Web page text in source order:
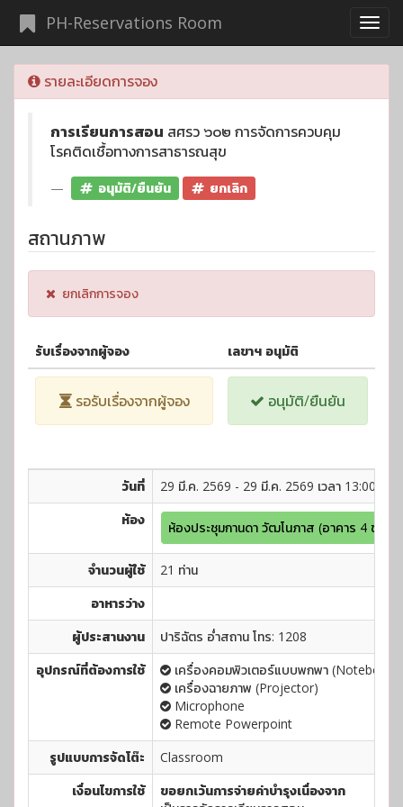
PH-Reservations Room
รายละเอียดการจอง
การเรียนการสอน สศรว ๖๐๒ การจัดการควบคุม
โรคติดเชื้อทางการสาธารณสุข
อนุมัติ/ยืนยัน ยกเลิก
สถานภาพ
ยกเลิกการจอง
รับเรื่องจากผู้จอง เลขาฯ อนุมัติ
รอรับเรื่องจากผู้จอง อนุมัติ/ยืนยัน
วันที่
29 มี.ค. 2569 - 29 มี.ค. 2569 เวลา 13:00 -
ห้อง
ห้องประชุมกานดา วัฒโนภาส (อาคาร 4 ชั้น 1)
จำนวนผู้ใช้
21 ท่าน
อาหารว่าง
ผู้ประสานงาน
ปาริฉัตร อ่ำสถาน โทร: 1208
อุปกรณ์ที่ต้องการใช้
เครื่องคอมพิวเตอร์แบบพกพา (Notebook)
เครื่องฉายภาพ (Projector)
Microphone
Remote Powerpoint
รูปแบบการจัดโต๊ะ
Classroom
เงื่อนไขการใช้
ขอยกเว้นการจ่ายค่าบำรุงเนื่องจาก